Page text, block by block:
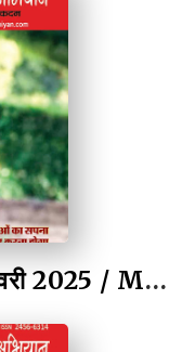
महिला अधिकार अभियान, फरवरी 2025 / Mahila Adhikar Abhiyan, February 2025